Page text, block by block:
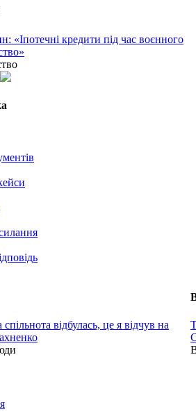
«Іпотечні кредити під час воєнного
відбулась, це я відчув на